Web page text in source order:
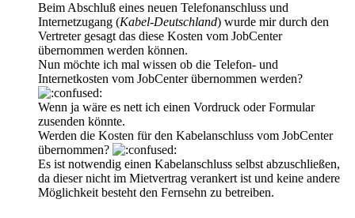
Beim Abschluß eines neuen Telefonanschluss und
Internetzugang (Kabel-Deutschland) wurde mir durch den
Vertreter gesagt das diese Kosten vom JobCenter
übernommen werden können.
Nun möchte ich mal wissen ob die Telefon- und
Internetkosten vom JobCenter übernommen werden?
Wenn ja wäre es nett ich einen Vordruck oder Formular
zusenden könnte.
Werden die Kosten für den Kabelanschluss vom JobCenter
übernommen?
Es ist notwendig einen Kabelanschluss selbst abzuschließen,
da dieser nicht im Mietvertrag verankert ist und keine andere
Möglichkeit besteht den Fernsehn zu betreiben.